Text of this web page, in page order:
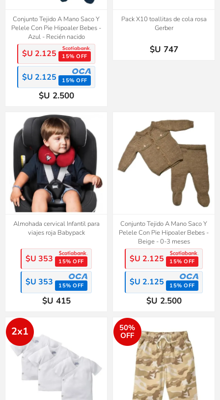
Conjunto Tejido A Mano Saco Y
Pelele Con Pie Hipoaler Bebes -
Azul - Recién nacido
$U 2.125 15% OFF
$U 2.125 15% OFF
$U 2.500
Pack X10 toallitas de cola rosa
Gerber
$U 747
Almohada cervical Infantil para
viajes roja Babypack
$U 353 15% OFF
$U 353 15% OFF
$U 415
Conjunto Tejido A Mano Saco Y
Pelele Con Pie Hipoaler Bebes -
Beige - 0-3 meses
$U 2.125 15% OFF
$U 2.125 15% OFF
$U 2.500
2x1
50%
OFF